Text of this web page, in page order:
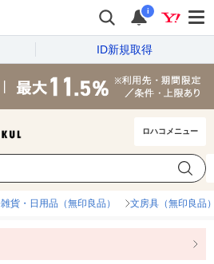
i
ID新規取得
ロハコメニュー
雑貨・日用品（無印良品） 文房具（無印良品